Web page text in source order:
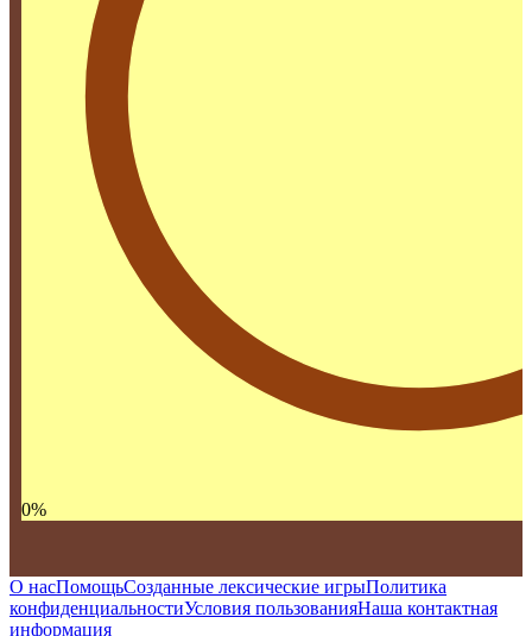
0%
О насПомощьСозданные лексические игрыПолитика
конфиденциальностиУсловия пользованияНаша контактная
информация